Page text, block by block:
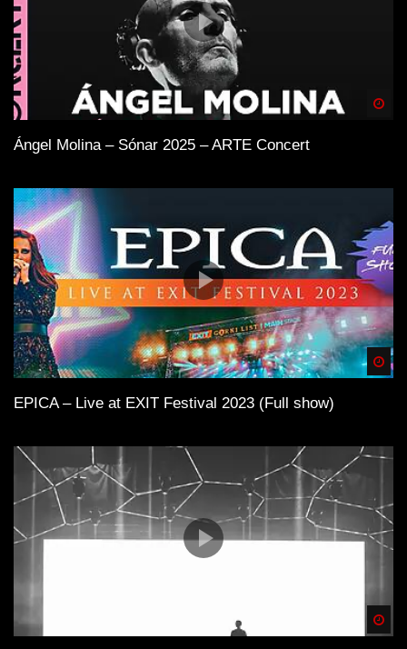
Ángel Molina – Sónar 2025 – ARTE Concert
EPICA – Live at EXIT Festival 2023 (Full show)